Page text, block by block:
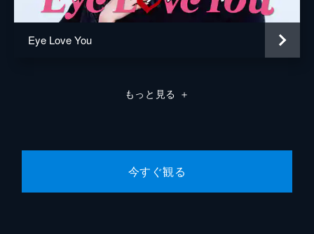
黒沢（ディーン・フジオカ）にプロポーズを
断られたミチコ（深田恭子）は、交際から申
し込むことを決意。一方、黒沢は春子（ミム
最終話 全ダメ女に捧ぐ恋の奇跡
突然「ひまわり」に呼び出され…。
Eye Love You
もっと見る ＋
今すぐ観る